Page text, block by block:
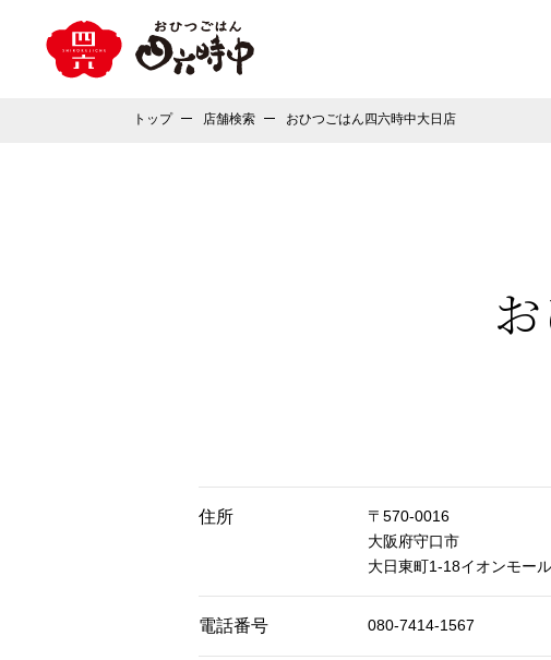
トップ 店舗検索 おひつごはん四六時中大日店
住所
〒570-0016
大阪府守口市
大日東町1-18イオンモー
電話番号 080-7414‐1567